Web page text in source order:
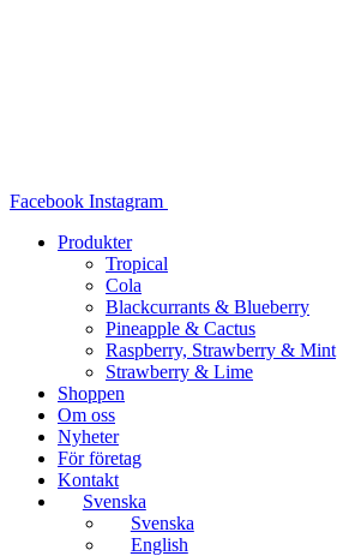
Facebook Instagram
Produkter
Tropical
Cola
Blackcurrants & Blueberry
Pineapple & Cactus
Raspberry, Strawberry & Mint
Strawberry & Lime
Shoppen
Om oss
Nyheter
För företag
Kontakt
Svenska
Svenska
English